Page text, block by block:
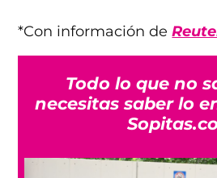
*Con información de
Todo lo que no
necesitas saber lo